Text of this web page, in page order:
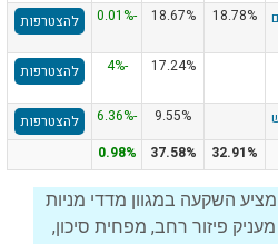
18.78%
18.67%
-0.01% להצטרפות
17.24%
-4% להצטרפות
9.55%
-6.36%
להצטרפות
32.91%
37.58%
0.98%
השקעה במגוון מדדי מניות
פיזור רחב, מפחית סיכון,